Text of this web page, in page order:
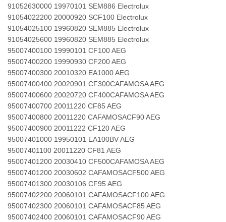
91052630000 19970101 SEM886 Electrolux
91054022200 20000920 SCF100 Electrolux
91054025100 19960820 SEM885 Electrolux
91054025600 19960820 SEM885 Electrolux
95007400100 19990101 CF100 AEG
95007400200 19990930 CF200 AEG
95007400300 20010320 EA1000 AEG
95007400400 20020901 CF300CAFAMOSA AEG
95007400600 20020720 CF400CAFAMOSA AEG
95007400700 20011220 CF85 AEG
95007400800 20011220 CAFAMOSACF90 AEG
95007400900 20011222 CF120 AEG
95007401000 19950101 EA100BV AEG
95007401100 20011220 CF81 AEG
95007401200 20030410 CF500CAFAMOSA AEG
95007401200 20030602 CAFAMOSACF500 AEG
95007401300 20030106 CF95 AEG
95007402200 20060101 CAFAMOSACF100 AEG
95007402300 20060101 CAFAMOSACF85 AEG
95007402400 20060101 CAFAMOSACF90 AEG